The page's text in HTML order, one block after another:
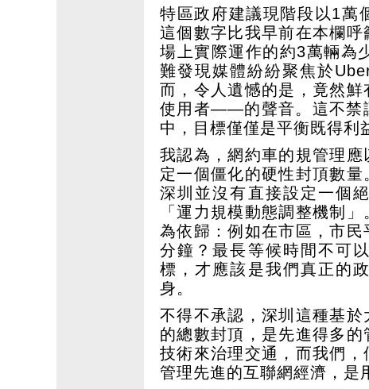
特區政府建議現階段以1萬
這個數字比我早前在本欄
場上實際運作的約3萬輛為
難發現媒體紛紛聚焦於
而，令人遺憾的是，竟然
使用者——的聲音。這不禁
中，目標僅僅是平衡既得利
我認為，網約車的規管理
定一個僵化的硬性封頂數量
深圳並沒有直接設定一個
「運力規模動態調整機制
為依歸：例如在市區，市
分鐘？最長等候時間不可
標，才應該是我們真正的
身。
不得不承認，深圳這種基
的總數封頂，是先進得多
技術來治理交通，而我們
管理先進的互聯網經濟，是